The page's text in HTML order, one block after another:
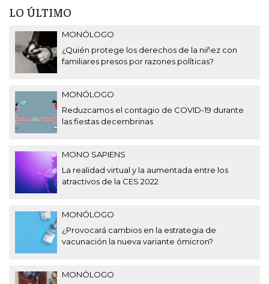
LO ÚLTIMO
MONÓLOGO
¿Quién protege los derechos de la niñez con
familiares presos por razones políticas?
MONÓLOGO
Reduzcamos el contagio de COVID-19 durante
las fiestas decembrinas
MONO SAPIENS
La realidad virtual y la aumentada entre los
atractivos de la CES 2022
MONÓLOGO
¿Provocará cambios en la estrategia de
vacunación la nueva variante ómicron?
MONÓLOGO